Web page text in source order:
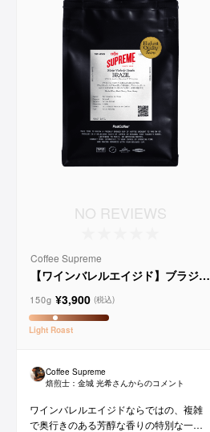
NO REVIEWS
Coffee Supreme
【ワインバレルエイジド】ブラジル
ョ
150g ¥3,900 (税込)
Light Roast
Coffee Supreme
焙煎士： 金城 光希さんからのコメント
ワインバレルエイジドならではの、複雑
で奥行きのある芳醇な香りの特別な一杯